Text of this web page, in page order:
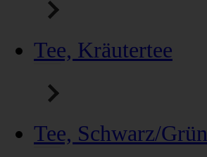
Tee, Kräutertee
Tee, Schwarz/Grün